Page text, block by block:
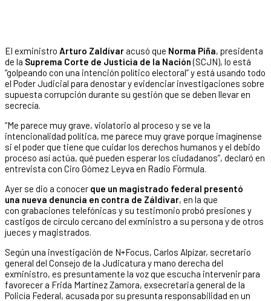
El exministro Arturo Zaldívar acusó que Norma Piña, presidenta
de la Suprema Corte de Justicia de la Nación(SCJN), lo está
“golpeando con una intención político electoral” y está usando todo
el Poder Judicial para denostar y evidenciar investigaciones sobre
supuesta corrupción durante su gestión que se deben llevar en
secrecía.
“Me parece muy grave, violatorio al proceso y se ve la
intencionalidad política, me parece muy grave porque imagínense
si el poder que tiene que cuidar los derechos humanos y el debido
proceso así actúa, qué pueden esperar los ciudadanos”, declaró en
entrevista con Ciro Gómez Leyva en Radio Fórmula.
Ayer se dio a conocer que un magistrado federal presentó
una nueva denuncia en contra de Záldivar, en la que
con grabaciones telefónicas y su testimonio probó presiones y
castigos de círculo cercano del exministro a su persona y de otros
jueces y magistrados.
Según una investigación de N+Focus, Carlos Alpízar, secretario
general del Consejo de la Judicatura y mano derecha del
exministro, es presuntamente la voz que escucha intervenir para
favorecer a Frida Martínez Zamora, exsecretaria general de la
Policía Federal, acusada por su presunta responsabilidad en un